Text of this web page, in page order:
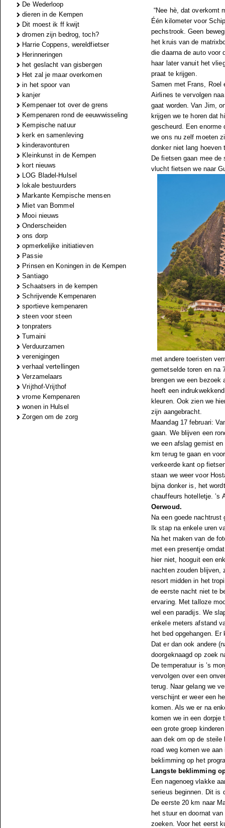
De Wederloop
dieren in de Kempen
Dit moest ik ff kwijt
dromen zijn bedrog, toch?
Harrie Coppens, wereldfietser
Herinneringen
het geslacht van gisbergen
Het zal je maar overkomen
in het spoor van
kanjer
Kempenaer tot over de grens
Kempenaren rond de eeuwwisseling
Kempische natuur
kerk en samenleving
kinderavonturen
Kleinkunst in de Kempen
kort nieuws
LOG Bladel-Hulsel
lokale bestuurders
Markante Kempische mensen
Miet van Bommel
Mooi nieuws
Onderscheiden
ons dorp
opmerkelijke initiatieven
Passie
Prinsen en Koningen in de Kempen
Santiago
Schaatsers in de kempen
Schrijvende Kempenaren
sportieve kempenaren
steen voor steen
tonpraters
Tumaini
Verduurzamen
verenigingen
verhaal vertellingen
Verzamelaars
Vrijthof-Vrijthof
vrome Kempenaren
wonen in Hulsel
Zorgen om de zorg
“Nee hè, dat overkomt
Één kilometer voor
pechstrook. Geen
het kruis van de
die daarna de auto voor
haar later vanuit het
praat te krijgen.
Samen met Frans, Roel
Airlines te vervolgen
gaat worden. Van Jim,
krijgen we te horen dat
gescheurd. Een
we ons nu zelf moeten
donker niet lang hoeven
De fietsen gaan mee
vlucht fietsen we naar
met andere toeristen
gemetselde toren en na
brengen we een
heeft een
kleuren. Ook zien we
zijn aangebracht.
Maandag 17 februari:
gaan. We blijven een
we een afslag gemist
km terug te gaan en
verkeerde kant op
staan we weer voor
bijna donker is, het
chauffeurs hotelletje. ’s
Oerwoud.
Na een goede
Ik stap na enkele uren
Na het maken van de
met een presentje
hier niet, hooguit een
nachten zouden blijven,
resort midden in het
de eerste nacht niet te
ervaring. Met talloze
wel een paradijs. We
enkele meters afstand
het bed opgehangen.
Dat er dan ook andere
doorgeknaagd op zoek
De temperatuur is ’s
vervolgen over een
terug. Naar gelang we
verschijnt er weer een
komen. Als we er na
komen we in een
een grote groep
aan dek om op de
road weg komen we
beklimming op het
Langste beklimming
Een nagenoeg vlakke
serieus beginnen. Dit is
De eerste 20 km naar
het stuur en doornat
zoeken. Voor het eerst